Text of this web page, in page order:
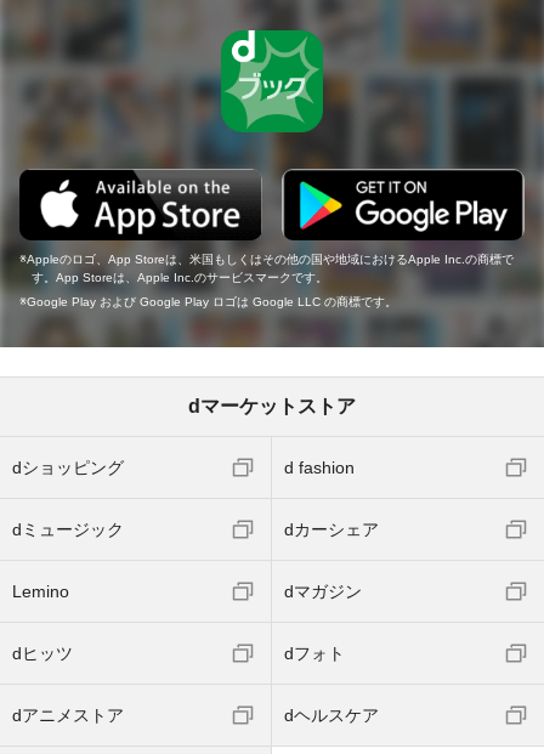
Appleのロゴ、App Storeは、米国もしくはその他の国や地域におけるApple Inc.の商標で
す。App Storeは、Apple Inc.のサービスマークです。
Google Play および Google Play ロゴは Google LLC の商標です。
dマーケットストア
dショッピング d fashion
dミュージック dカーシェア
Lemino dマガジン
dヒッツ dフォト
dアニメストア dヘルスケア